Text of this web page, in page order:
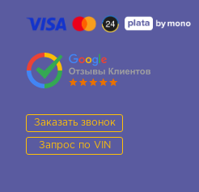
Заказать звонок
Запрос по VIN